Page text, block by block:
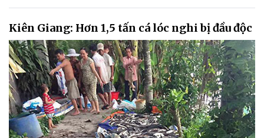
Kiên Giang: Hơn 1,5 tấn cá lóc nghi bị đầu độc